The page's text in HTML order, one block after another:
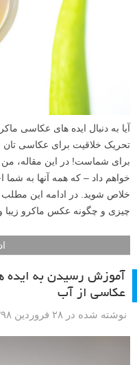
آیا به دنبال ایده های عکاسی
تحریک خلاقیت برای عکاسی تان
خواهم داد – که همه آنها به
خلاص شوید. در ادامه این مطلب
چیزی و چگونه عکس ماکرو زیبا و
عکاسی از آب
نوشته شده در ۲۸ فروردین ۱۳۹۸